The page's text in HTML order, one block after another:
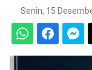
Senin, 15